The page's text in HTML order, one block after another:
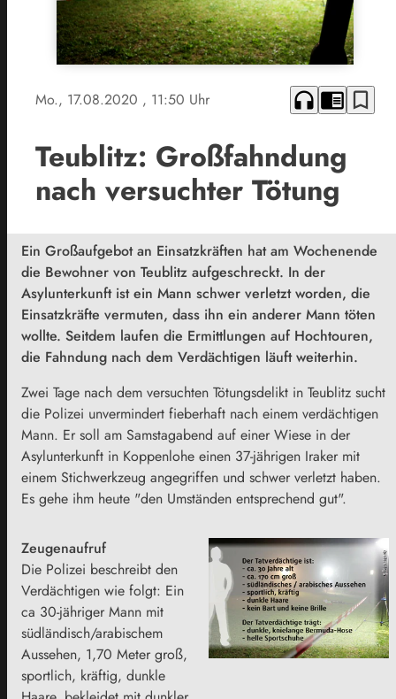
Mo., 17.08.2020 , 11:50 Uhr headphones chrome_reader_mode bookmark_border
Teublitz: Großfahndung
nach versuchter Tötung
Ein Großaufgebot an Einsatzkräften hat am Wochenende
die Bewohner von Teublitz aufgeschreckt. In der
Asylunterkunft ist ein Mann schwer verletzt worden, die
Einsatzkräfte vermuten, dass ihn ein anderer Mann töten
wollte. Seitdem laufen die Ermittlungen auf Hochtouren,
die Fahndung nach dem Verdächtigen läuft weiterhin.
Zwei Tage nach dem versuchten Tötungsdelikt in Teublitz sucht
die Polizei unvermindert fieberhaft nach einem verdächtigen
Mann. Er soll am Samstagabend auf einer Wiese in der
Asylunterkunft in Koppenlohe einen 37-jährigen Iraker mit
einem Stichwerkzeug angegriffen und schwer verletzt haben.
Es gehe ihm heute "den Umständen entsprechend gut".
Zeugenaufruf
Die Polizei beschreibt den
Verdächtigen wie folgt: Ein
ca 30-jähriger Mann mit
südländisch/arabischem
Aussehen, 1,70 Meter groß,
sportlich, kräftig, dunkle